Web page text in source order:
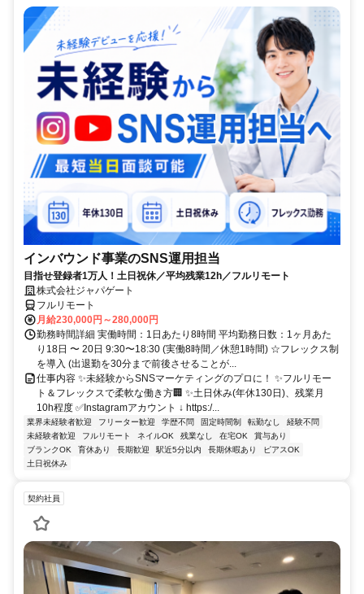
インバウンド事業のSNS運用担当
目指せ登録者1万人！土日祝休／平均残業12h／フルリモート
株式会社ジャパゲート
フルリモート
月給230,000円～280,000円
勤務時間詳細 実働時間：1日あたり8時間 平均勤務日数：1ヶ月あた
り18日 〜 20日 9:30〜18:30 (実働8時間／休憩1時間) ☆フレックス制
を導入 (出退勤を30分まで前後させることが...
仕事内容 ✨未経験からSNSマーケティングのプロに！ ✨フルリモー
ト＆フレックスで柔軟な働き方🏢 ✨土日休み(年休130日)、残業月
10h程度 ✅Instagramアカウント ↓ https:/...
業界未経験者歓迎 フリーター歓迎 学歴不問 固定時間制 転勤なし
経験不問
未経験者歓迎
フルリモート ネイルOK 残業なし 在宅OK
賞与あり
ブランクOK
育休あり 長期歓迎 駅近5分以内 長期休暇あり
ピアスOK
土日祝休み
契約社員